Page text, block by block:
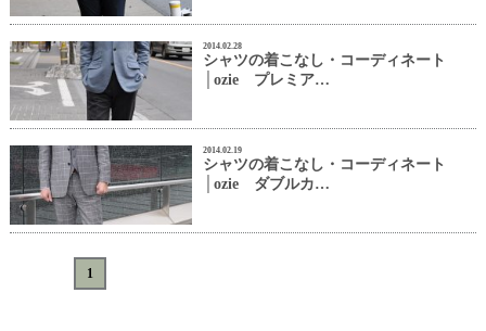
2014.02.28
シャツの着こなし・コーディネート
│ozie プレミア…
2014.02.19
シャツの着こなし・コーディネート
│ozie ダブルカ…
1